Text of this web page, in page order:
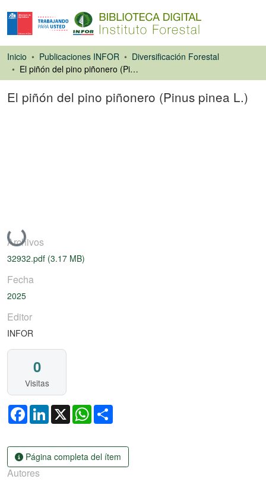
Inicio Publicaciones INFOR
Diversificación Forestal
El piñón del pino piñonero (Pinus pinea L.)
El piñón del pino piñonero (Pinus pinea L.)
Cargando...
Archivos
32932.pdf (3.17 MB)
Fecha
2025
Editor
INFOR
0
Visitas
FacebookLinkedIn
X WhatsApp
Página completa del ítem
Autores